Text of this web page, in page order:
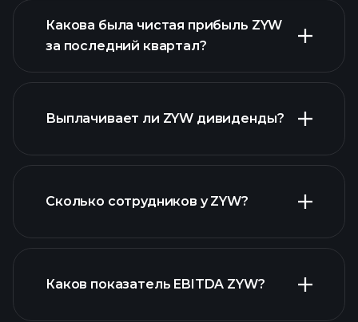
прибыли ZYW
финансовых отчетах ZYW
Какова была чистая прибыль ZYW
за последний квартал?
Выплачивает ли ZYW дивиденды?
акций с высокими
Сколько сотрудников у ZYW?
крупнейших
Каков показатель EBITDA ZYW?